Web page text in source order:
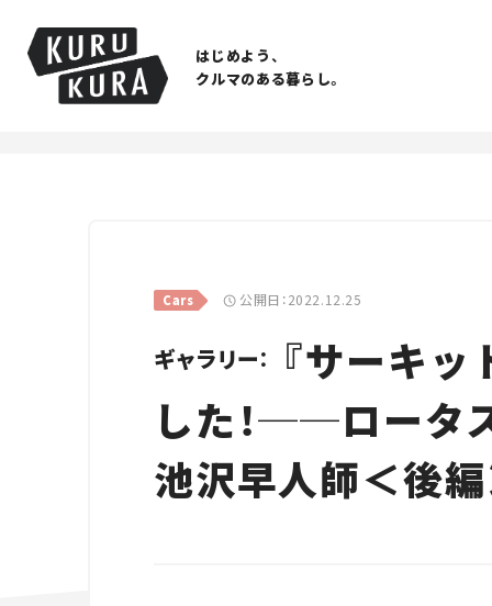
はじめよう、
クルマのある暮らし。
Cars 公開日：2022.12.25
ギャラリー：
『サーキ
した！──ロータ
池沢早人師＜後